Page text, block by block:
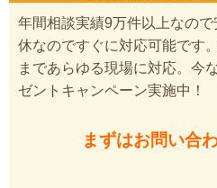
年間相談実績9万件以上なの
休なのですぐに対応可能です
まであらゆる現場に対応。今
ゼントキャンペーン実施中！
まずはお問い合